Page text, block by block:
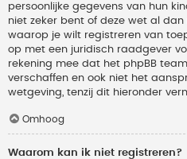
persoonlijke gegevens van hun
niet zeker bent of deze wet al
waarop je wilt registreren van
op met een juridisch raadgever
rekening mee dat het phpBB
verschaffen en ook niet het
wetgeving, tenzij dit hieronder
Omhoog
Waarom kan ik niet registreren?